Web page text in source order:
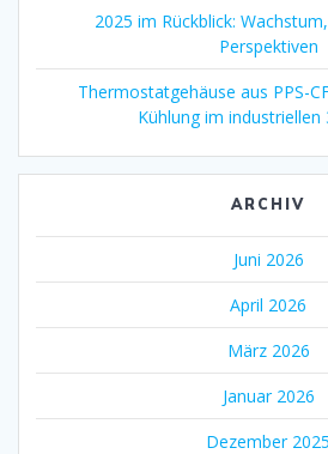
2025 im Rückblick:
Perspektiven
Thermostatgehäuse aus PPS-
Kühlung im industriellen
ARCHIV
Juni 2026
April 2026
März 2026
Januar 2026
Dezember 2025